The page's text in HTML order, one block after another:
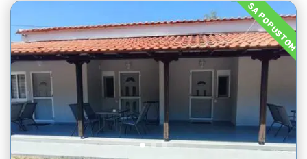
SA POPUSTOM